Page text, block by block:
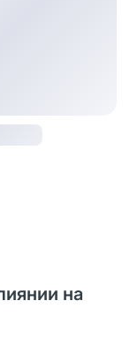
на